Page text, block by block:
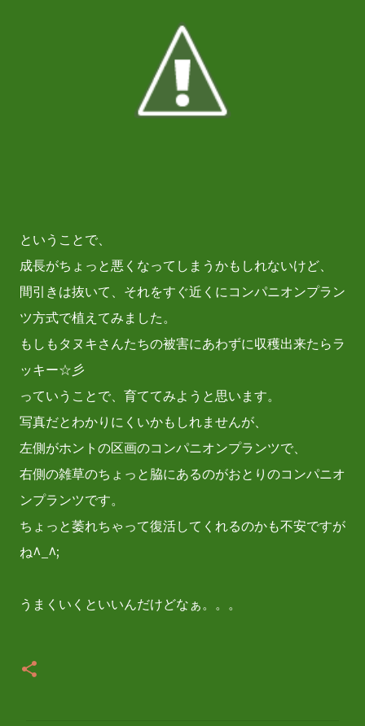
ということで、
成長がちょっと悪くなってしまうかもしれないけど、
間引きは抜いて、それをすぐ近くにコンパニオンプラン
ツ方式で植えてみました。
もしもタヌキさんたちの被害にあわずに収穫出来たらラ
ッキー☆彡
っていうことで、育ててみようと思います。
写真だとわかりにくいかもしれませんが、
左側がホントの区画のコンパニオンプランツで、
右側の雑草のちょっと脇にあるのがおとりのコンパニオ
ンプランツです。
ちょっと萎れちゃって復活してくれるのかも不安ですが
ね^_^;
うまくいくといいんだけどなぁ。。。